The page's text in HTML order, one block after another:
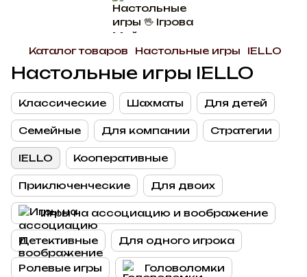
Каталог товаров Настольные игры IELLO
Настольные игры IELLO
Классические Шахматы Для детей
Семейные Для компании Стратегии
IELLO Кооперативные
Приключенческие Для двоих
Игры на ассоциацию и воображение
Детективные Для одного игрока
Ролевые игры Головоломки